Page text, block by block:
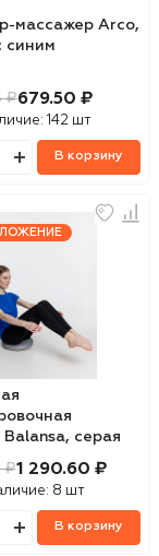
массажер Arco,
синим
₽679.50 ₽
142 шт
В корзину
серая
₽1 290.60 ₽
8 шт
В корзину